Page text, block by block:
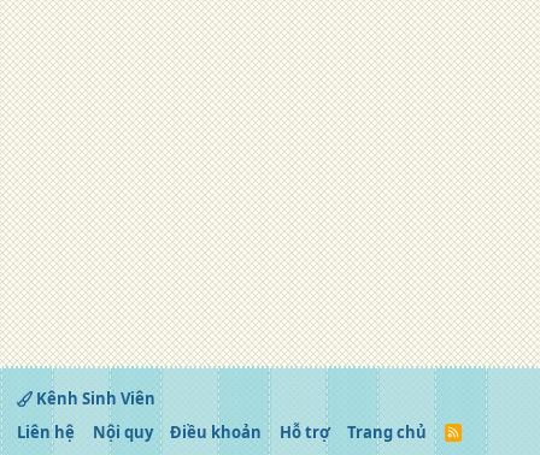
Kênh Sinh Viên
Liên hệ
Nội quy Điều khoản Hỗ trợ Trang chủ
R